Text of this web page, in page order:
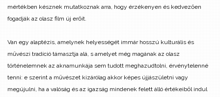
mértékben késznek mutatkoznak arra, hogy érzékenyen és kedvezően
fogadják az olasz film új erőit.
Van egy alaptézis, amelynek helyességét immár hosszú kulturális és
művészi tradíció támasztja alá, s amelyet még magának az olasz
történelemnek az aknamunkája sem tudott meghazudtolni, érvénytelenné
tenni: e szerint a művészet kizárólag akkor képes újjászületni vagy
megújulni, ha a valóság és az igazság mindenek felett álló értékeiből indul